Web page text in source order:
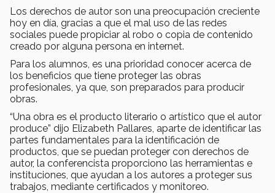
Los derechos de autor son una preocupación creciente
hoy en día, gracias a que el mal uso de las redes
sociales puede propiciar al robo o copia de contenido
creado por alguna persona en internet.
Para los alumnos, es una prioridad conocer acerca de
los beneficios que tiene proteger las obras
profesionales, ya que, son preparados para producir
obras.
“Una obra es el producto literario o artístico que el autor
produce” dijo Elizabeth Pallares, aparte de identificar las
partes fundamentales para la identificación de
productos, que se puedan proteger con derechos de
autor, la conferencista proporciono las herramientas e
instituciones, que ayudan a los autores a proteger sus
trabajos, mediante certificados y monitoreo.